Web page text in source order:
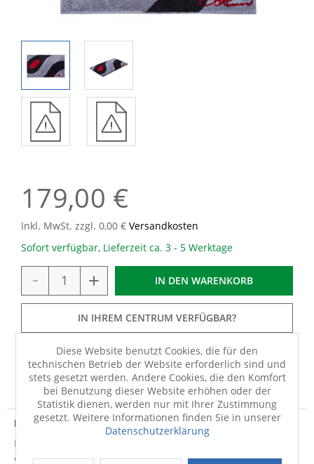
179,00 €
Inkl. MwSt. zzgl. 0,00 € Versandkosten
Sofort verfügbar, Lieferzeit ca. 3 - 5 Werktage
- + IN DEN WARENKORB
IN IHREM CENTRUM VERFÜGBAR?
FRAGEN MERKEN TEILEN
Produktdetails
Der Badteppich Colani 35 aus dem Hause GRUND besitzt ein
aufregendes, farbenfrohes Design. Er...mehr
Diese Website benutzt Cookies, die für den
technischen Betrieb der Website erforderlich sind und
stets gesetzt werden. Andere Cookies, die den Komfort
bei Benutzung dieser Website erhöhen oder der
Statistik dienen, werden nur mit Ihrer Zustimmung
gesetzt. Weitere Informationen finden Sie in unserer
Datenschutzerklärung